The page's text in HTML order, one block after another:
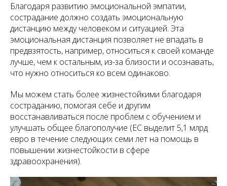
Благодаря развитию эмоциональной эмпатии,
сострадание должно создать эмоциональную
дистанцию между человеком и ситуацией. Эта
эмоциональная дистанция позволяет не впадать в
предвзятость, например, относиться к своей команде
лучше, чем к остальным, из-за близости и осознавать,
что нужно относиться ко всем одинаково.
Мы можем стать более жизнестойкими благодаря
состраданию, помогая себе и другим
восстанавливаться после проблем с обучением и
улучшать общее благополучие (ЕС выделит 5,1 млрд
евро в течение следующих семи лет на помощь в
повышении жизнестойкости в сфере
здравоохранения).